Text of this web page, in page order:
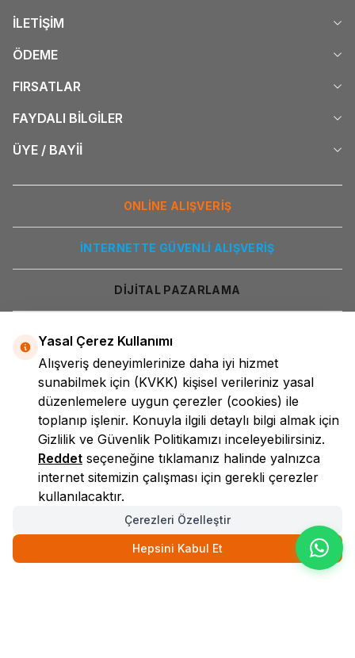
İLETİŞİM
ÖDEME
FIRSATLAR
FAYDALI BİLGİLER
ÜYE / BAYİİ
ONLİNE ALIŞVERİŞ
İNTERNETTE GÜVENLİ ALIŞVERİŞ
DİJİTAL PAZARLAMA
LokmanAVM
Yasal Çerez Kullanımı
Alışveriş deneyimlerinize daha iyi hizmet
sunabilmek için (KVKK) kişisel verileriniz yasal
düzenlemelere uygun çerezler (cookies) ile
toplanıp işlenir. Konuyla ilgili detaylı bilgi almak için
Gizlilik ve Güvenlik Politikamızı inceleyebilirsiniz.
Reddet seçeneğine tıklamanız halinde yalnızca
internet sitemizin çalışması için gerekli çerezler
kullanılacaktır.
Çerezleri Özelleştir
Hepsini Kabul Et